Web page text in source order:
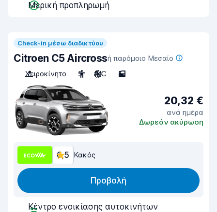
Μερική προπληρωμή
Check-in μέσω διαδικτύου
Citroen C5 Aircrossή παρόμοιο Μεσαίο
Χειροκίνητο
5 A/C 5
20,32 €
ανά ημέρα
Δωρεάν ακύρωση
6,5 Κακός
Προβολή
Κέντρο ενοικίασης αυτοκινήτων